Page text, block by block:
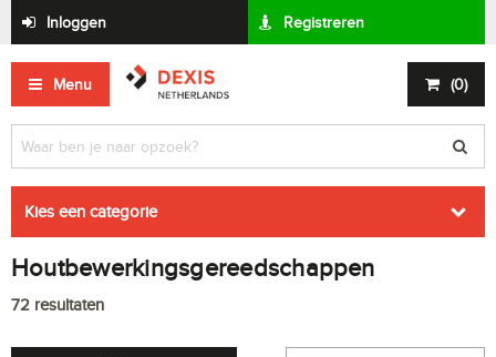
Inloggen Registreren
Menu (0)
Kies een categorie
Houtbewerkingsgereedschappen
72 resultaten